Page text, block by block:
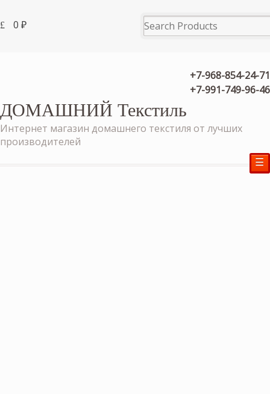
0 ₽
+7-968-854-24-71
+7-991-749-96-46
ДОМАШНИЙ Текстиль
Интернет магазин домашнего текстиля от лучших
производителей
☰